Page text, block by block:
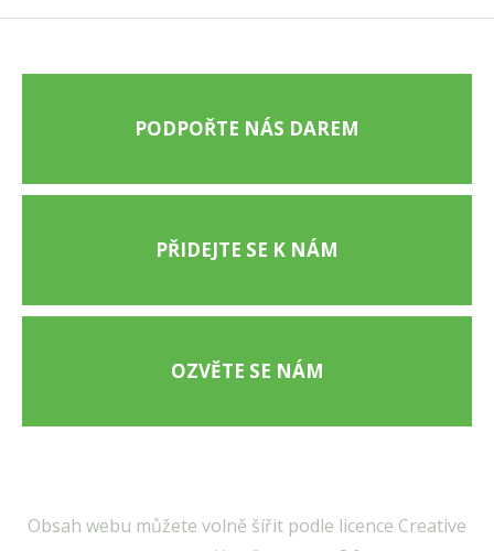
PODPOŘTE NÁS DAREM
PŘIDEJTE SE K NÁM
OZVĚTE SE NÁM
Obsah webu můžete volně šířit podle licence Creative